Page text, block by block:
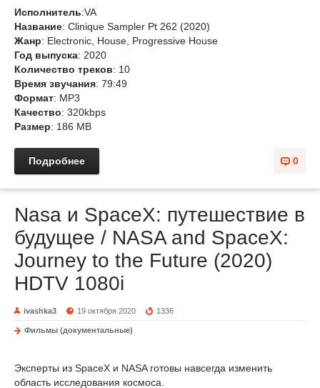
Исполнитель:VA
Название: Clinique Sampler Pt 262 (2020)
Жанр: Electronic, House, Progressive House
Год выпуска: 2020
Количество треков: 10
Время звучания: 79:49
Формат: MP3
Качество: 320kbps
Размер: 186 MB
0
Подробнее
Nasa и SpaceX: путешествие в
будущее / NASA and SpaceX:
Journey to the Future (2020)
HDTV 1080i
ivashka3 19 октября 2020 1336
Фильмы (документальные)
Эксперты из SpaceX и NASA готовы навсегда изменить
область исследования космоса.